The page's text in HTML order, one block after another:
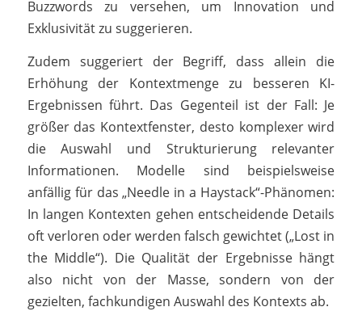
Buzzwords zu versehen, um Innovation und
Exklusivität zu suggerieren.
Zudem suggeriert der Begriff, dass allein die
Erhöhung der Kontextmenge zu besseren KI-
Ergebnissen führt. Das Gegenteil ist der Fall: Je
größer das Kontextfenster, desto komplexer wird
die Auswahl und Strukturierung relevanter
Informationen. Modelle sind beispielsweise
anfällig für das „Needle in a Haystack“-Phänomen:
In langen Kontexten gehen entscheidende Details
oft verloren oder werden falsch gewichtet („Lost in
the Middle“). Die Qualität der Ergebnisse hängt
also nicht von der Masse, sondern von der
gezielten, fachkundigen Auswahl des Kontexts ab.